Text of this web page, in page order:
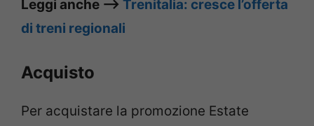
Leggi anche –> Trenitalia: cresce l’offerta
di treni regionali
Acquisto
Per acquistare la promozione Estate